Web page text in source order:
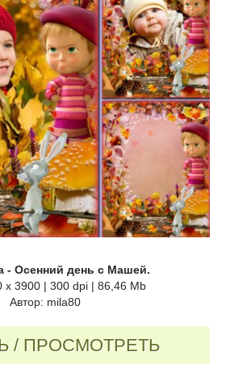
- Осенний день с Машей.
x 3900 | 300 dpi | 86,46 Mb
Автор: mila80
/ ПРОСМОТРЕТЬ